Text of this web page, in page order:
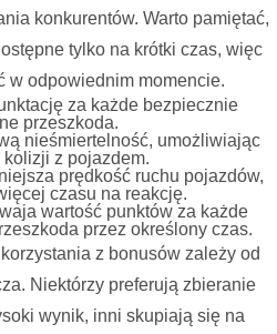
konkurentów. Warto pamiętać,
tylko na krótki czas, więc
w odpowiednim momencie.
za każde bezpiecznie
przeszkoda.
nieśmiertelność, umożliwiając
kolizji z pojazdem.
prędkość ruchu pojazdów,
czasu na reakcję.
wartość punktów za każde
przez określony czas.
z bonusów zależy od
Niektórzy preferują zbieranie
wynik, inni skupiają się na